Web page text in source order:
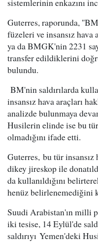
sistemlerinin enkazını
Guterres, raporunda,
füzeleri ve insansız hava
ya da BMGK'nin 2231
transfer edildiklerini
bulundu.
BM'nin saldırılarda
insansız hava araçları
analizde bulunmaya
Husilerin elinde ise bu tür
olmadığını ifade etti.
Guterres, bu tür insansız
dikey jireskop ile
da kullanıldığını
henüz belirlenemediğini
Suudi Arabistan'ın milli
iki tesise, 14 Eylül'de
saldırıyı Yemen'deki